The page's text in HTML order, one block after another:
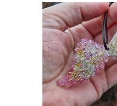
Dostupnost:
Vyprodáno
10437